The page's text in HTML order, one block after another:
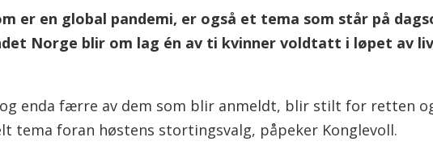
er en global pandemi, er også et tema som står på
Norge blir om lag én av ti kvinner voldtatt i løpet av
enda færre av dem som blir anmeldt, blir stilt for retten
tema foran høstens stortingsvalg, påpeker Konglevoll.